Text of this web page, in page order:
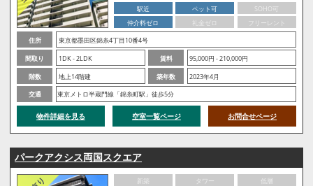
駅近
ペット可
SOHO可
仲介料ゼロ
礼金ゼロ
フリーレント
住所
東京都墨田区錦糸4丁目10番4号
間取り
1DK - 2LDK 賃料
95,000円 - 210,000円
階数
地上14階建 築年数
2023年4月
交通
東京メトロ半蔵門線「錦糸町駅」徒歩5分
物件詳細を見る 空室一覧ページ お問合せページ
パークアクシス両国スクエア
新築 タワー
低層